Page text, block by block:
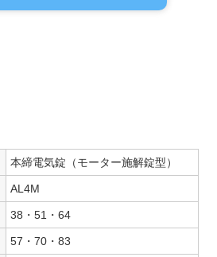
本締電気錠（モーター施解錠型）
AL4M
38・51・64
57・70・83